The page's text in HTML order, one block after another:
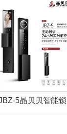
5晶贝贝智能锁